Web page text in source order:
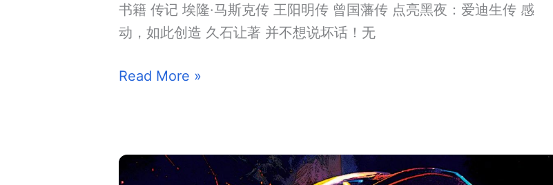
+卡
牌
鸽
书籍 传记 埃隆·马斯克传 王阳明传 曾国藩传 点亮黑夜：爱迪生传 感
动，如此创造 久石让著 并不想说坏话！无
个
清
Read More »